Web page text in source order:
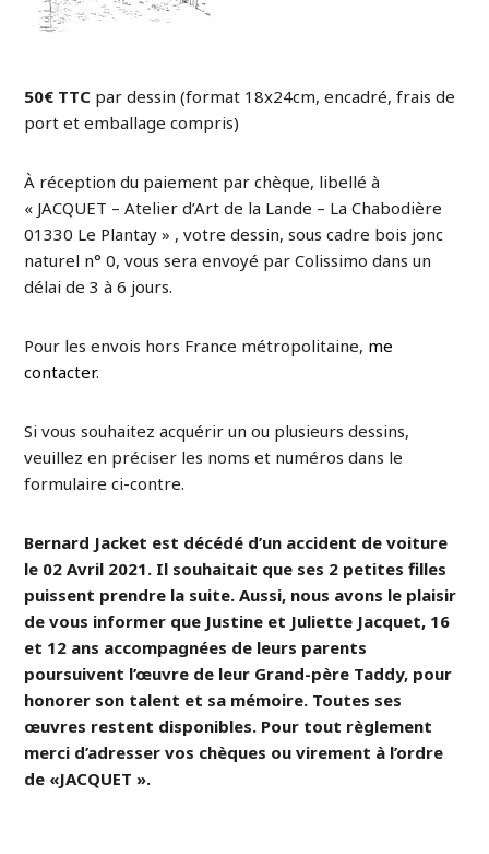
50€ TTC par dessin (format 18x24cm, encadré, frais de
port et emballage compris)
À réception du paiement par chèque, libellé à
« JACQUET – Atelier d’Art de la Lande – La Chabodière
01330 Le Plantay » , votre dessin, sous cadre bois jonc
naturel n° 0, vous sera envoyé par Colissimo dans un
délai de 3 à 6 jours.
Pour les envois hors France métropolitaine, me
contacter.
Si vous souhaitez acquérir un ou plusieurs dessins,
veuillez en préciser les noms et numéros dans le
formulaire ci-contre.
Bernard Jacket est décédé d’un accident de voiture
le 02 Avril 2021. Il souhaitait que ses 2 petites filles
puissent prendre la suite. Aussi, nous avons le plaisir
de vous informer que Justine et Juliette Jacquet, 16
et 12 ans accompagnées de leurs parents
poursuivent l’œuvre de leur Grand-père Taddy, pour
honorer son talent et sa mémoire. Toutes ses
œuvres restent disponibles. Pour tout règlement
merci d’adresser vos chèques ou virement à l’ordre
de «JACQUET ».